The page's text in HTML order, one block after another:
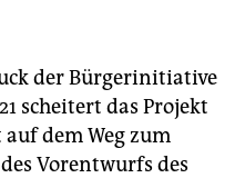
der Bürgerinitiative
scheitert das Projekt
dem Weg zum
Vorentwurfs des